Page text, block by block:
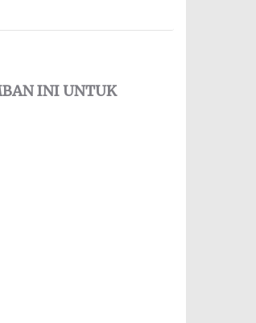
INI UNTUK